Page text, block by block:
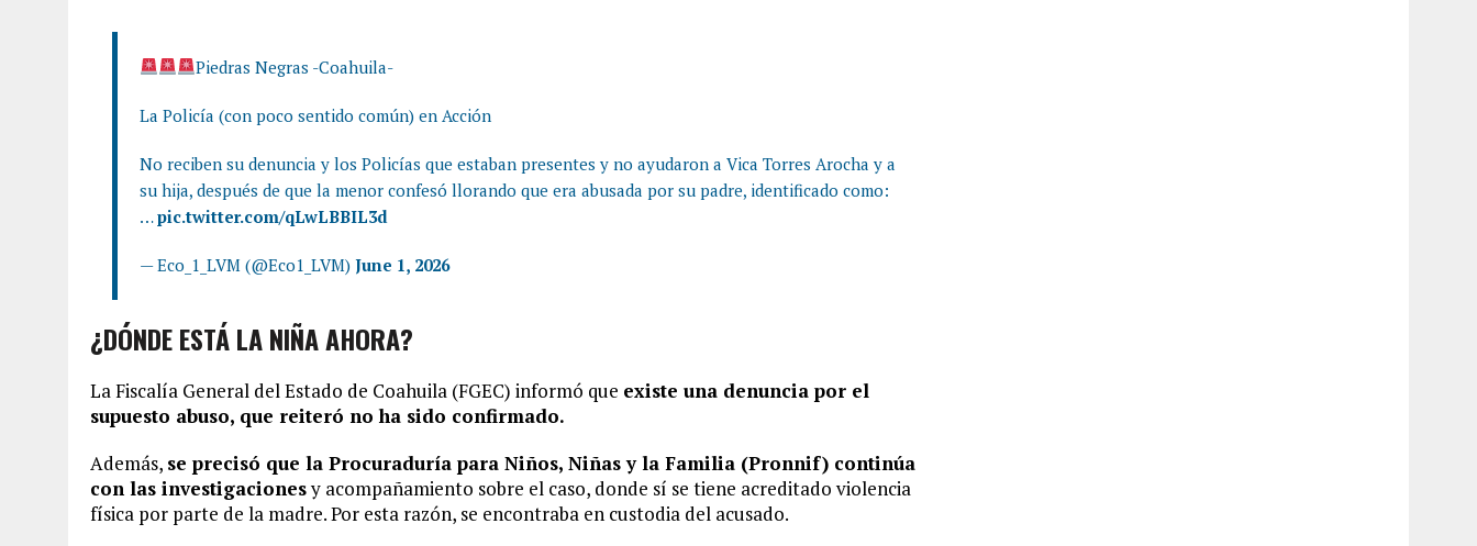
Piedras Negras -Coahuila-
La Policía (con poco sentido común) en Acción
No reciben su denuncia y los Policías que estaban presentes y no ayudaron a Vica Torres Arocha y a
su hija, después de que la menor confesó llorando que era abusada por su padre, identificado como:
…pic.twitter.com/qLwLBBIL3d
— Eco_1_LVM (@Eco1_LVM) June 1, 2026
¿DÓNDE ESTÁ LA NIÑA AHORA?
La Fiscalía General del Estado de Coahuila (FGEC) informó que existe una denuncia por el
supuesto abuso, que reiteró no ha sido confirmado.
Además, se precisó que la Procuraduría para Niños, Niñas y la Familia (Pronnif) continúa
con las investigacionesy acompañamiento sobre el caso, donde sí se tiene acreditado violencia
física por parte de la madre.Por esta razón, se encontraba en custodia del acusado.